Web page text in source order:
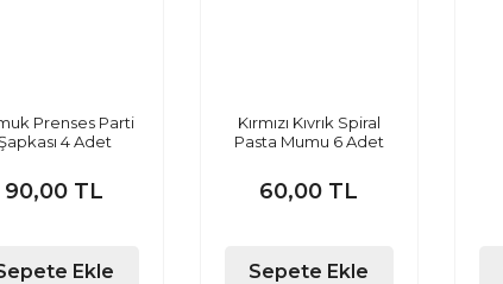
Prenses Parti
4 Adet
90,00 TL
Ekle
Kırmızı Kıvrık Spiral
Pasta Mumu 6 Adet
60,00 TL
Sepete Ekle